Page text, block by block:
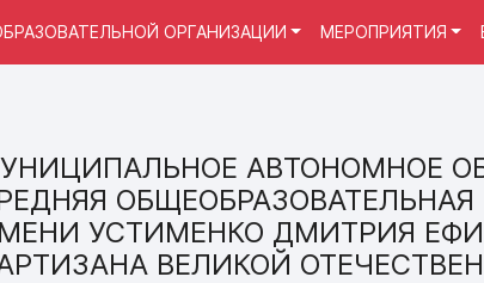
АВТОНОМНОЕ
УСТИМЕНКО ДМИТРИЯ
ВЕЛИКОЙ
ОРГАНИЗАЦИИ МЕРОПРИЯТИЯ